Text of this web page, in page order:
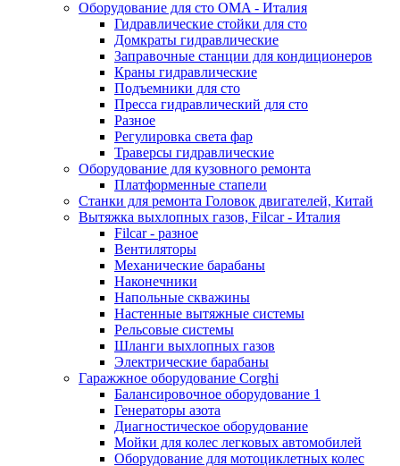
Оборудование для сто OMA - Италия
Гидравлические стойки для сто
Домкраты гидравлические
Заправочные станции для кондиционеров
Краны гидравлические
Подъемники для сто
Пресса гидравлический для сто
Разное
Регулировка света фар
Траверсы гидравлические
Оборудование для кузовного ремонта
Платформенные стапели
Станки для ремонта Головок двигателей, Китай
Вытяжка выхлопных газов, Filcar - Италия
Filcar - разное
Вентиляторы
Механические барабаны
Наконечники
Напольные скважины
Настенные вытяжные системы
Рельсовые системы
Шланги выхлопных газов
Электрические барабаны
Гаражжное оборудование Corghi
Балансировочное оборудование 1
Генераторы азота
Диагностическое оборудование
Мойки для колес легковых автомобилей
Оборудование для мотоциклетных колес